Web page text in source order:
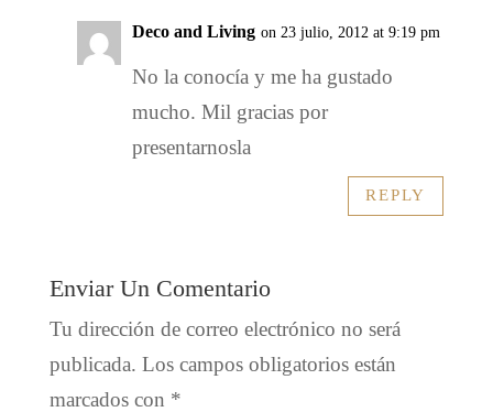
Deco and Living on 23 julio, 2012 at 9:19 pm
No la conocía y me ha gustado
mucho. Mil gracias por
presentarnosla
REPLY
Enviar Un Comentario
Tu dirección de correo electrónico no será
publicada. Los campos obligatorios están
marcados con *